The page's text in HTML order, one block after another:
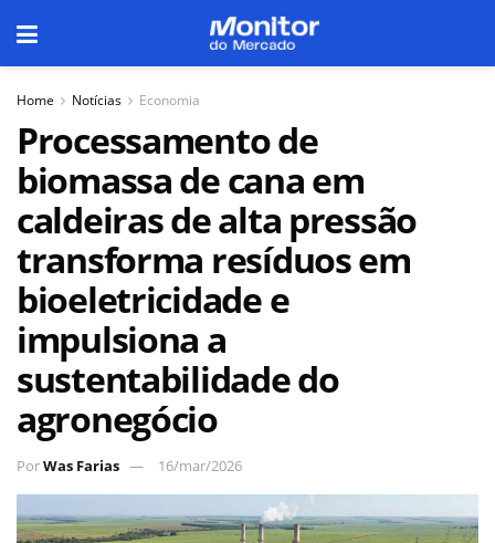
Home Notícias Economia
Processamento de
biomassa de cana em
caldeiras de alta pressão
transforma resíduos em
bioeletricidade e
impulsiona a
sustentabilidade do
agronegócio
PorWas Farias 16/mar/2026